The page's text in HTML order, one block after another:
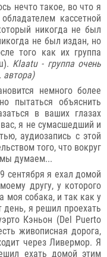
нечто такое, во что я
кассетной
никогда не был
не был издан, но
того как их группа
Klaatu - группа очень
автора)
немного более
пытаться объяснить
в ваших глазах
я не сумасшедший и
аудиозапись с этой
того, что вокруг
мы думаем...
сентября я ехал домой
другу, у которого
моя собака, и так как у
я решил проехать
Кэньон (Del Puerto
живописная дорога,
через Ливермор. Я
ехать домой этим